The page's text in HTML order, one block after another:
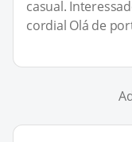
casual.
cordial Olá de